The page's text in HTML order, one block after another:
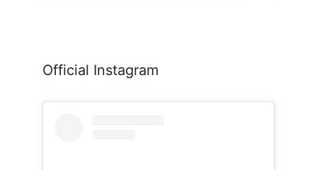
Official Instagram